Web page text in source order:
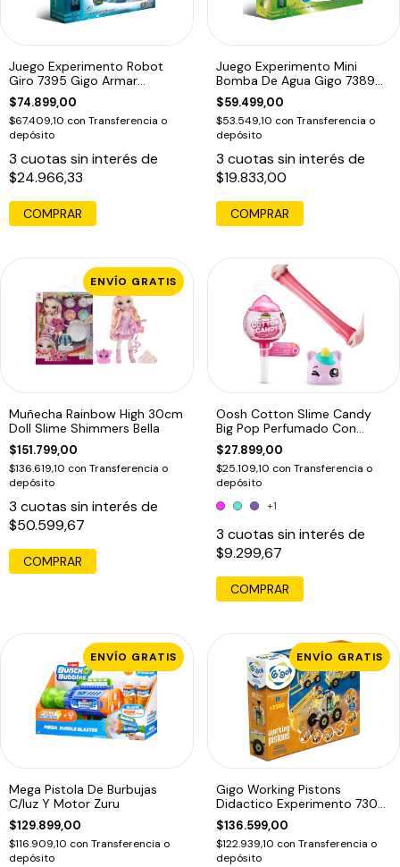
Juego Experimento Robot
Giro 7395 Gigo Armar
Giroscopio Edu
$74.899,00
$67.409,10 con Transferencia o
depósito
3 cuotas sin interés de
$24.966,33
COMPRAR
Juego Experimento Mini
Bomba De Agua Gigo 7389
Armar Edu
$59.499,00
$53.549,10 con Transferencia o
depósito
3 cuotas sin interés de
$19.833,00
COMPRAR
ENVÍO GRATIS
Muñecha Rainbow High 30cm
Doll Slime Shimmers Bella
$151.799,00
$136.619,10 con Transferencia o
depósito
3 cuotas sin interés de
$50.599,67
Oosh Cotton Slime Candy
Big Pop Perfumado Con
Squishy1
$27.899,00
$25.109,10 con Transferencia o
depósito
+1
3 cuotas sin interés de
$9.299,67
COMPRAR
ENVÍO GRATIS
Mega Pistola De Burbujas
C/luz Y Motor Zuru
$129.899,00
$116.909,10 con Transferencia o
depósito
ENVÍO GRATIS
Gigo Working Pistons
Didactico Experimento 7300
Educando
$136.599,00
$122.939,10 con Transferencia o
depósito